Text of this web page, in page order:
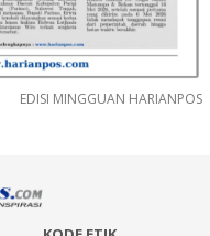
EDISI MINGGUAN HARIANPOS